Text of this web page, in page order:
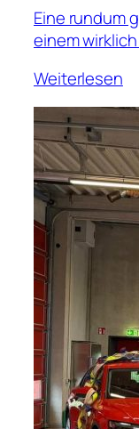
Eine rundum
einem
Weiterlesen